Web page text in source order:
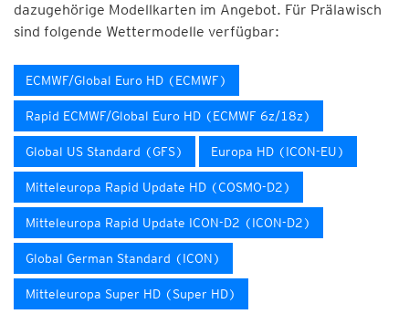
dazugehörige Modellkarten im Angebot. Für Prälawisch
sind folgende Wettermodelle verfügbar:
ECMWF/Global Euro HD (ECMWF)
Rapid ECMWF/Global Euro HD (ECMWF 6z/18z)
Global US Standard (GFS) Europa HD (ICON-EU)
Mitteleuropa Rapid Update HD (COSMO-D2)
Mitteleuropa Rapid Update ICON-D2 (ICON-D2)
Global German Standard (ICON)
Mitteleuropa Super HD (Super HD)